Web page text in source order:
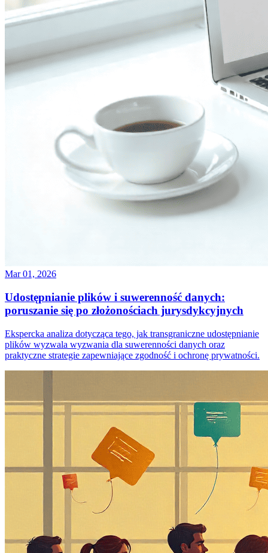
Mar 01, 2026
Udostępnianie plików i suwerenność danych:
poruszanie się po złożonościach jurysdykcyjnych
Ekspercka analiza dotycząca tego, jak transgraniczne udostępnianie
plików wyzwala wyzwania dla suwerenności danych oraz
praktyczne strategie zapewniające zgodność i ochronę prywatności.